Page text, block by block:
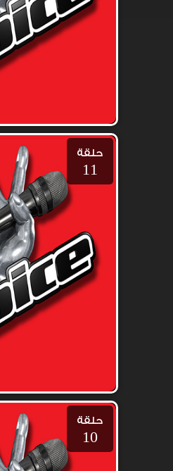
حلقة
11
حلقة
10